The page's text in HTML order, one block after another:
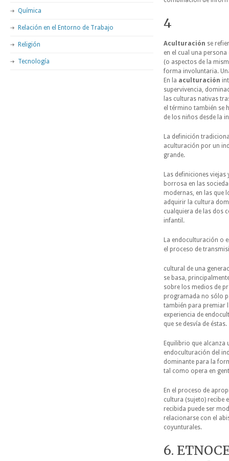
4
Aculturación se
en el cual una
(o aspectos de la
forma involuntaria.
En la aculturación
supervivencia,
las culturas nativas
el término también se
de los niños desde la
La definición
aculturación por un
grande.
Las definiciones
borrosa en las
modernas, en las que
adquirir la cultura
cualquiera de las dos
infantil.
La endoculturación o
el proceso de
cultural de una
se basa,
sobre los medios de
programada no sólo
también para premiar
experiencia de
que se desvía de éstas.
Equilibrio que alcanza
endoculturación del
dominante para la
tal como opera en
En el proceso de
cultura (sujeto) recibe
recibida puede ser
relacionarse con el
coyunturales.
6.
Química
Relación en el Entorno de Trabajo
Religión
Tecnología